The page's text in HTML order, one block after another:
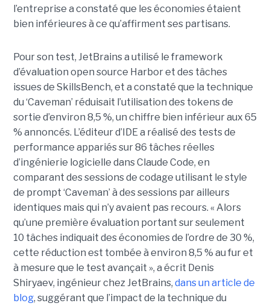
l’entreprise a constaté que les économies étaient
bien inférieures à ce qu’affirment ses partisans.
Pour son test, JetBrains a utilisé le framework
d’évaluation open source Harbor et des tâches
issues de SkillsBench, et a constaté que la technique
du ‘Caveman’ réduisait l’utilisation des tokens de
sortie d’environ 8,5 %, un chiffre bien inférieur aux 65
% annoncés. L’éditeur d’IDE a réalisé des tests de
performance appariés sur 86 tâches réelles
d’ingénierie logicielle dans Claude Code, en
comparant des sessions de codage utilisant le style
de prompt ‘Caveman’ à des sessions par ailleurs
identiques mais qui n’y avaient pas recours. « Alors
qu’une première évaluation portant sur seulement
10 tâches indiquait des économies de l’ordre de 30 %,
cette réduction est tombée à environ 8,5 % au fur et
à mesure que le test avançait », a écrit Denis
Shiryaev, ingénieur chez JetBrains, dans un article de
blog, suggérant que l’impact de la technique du